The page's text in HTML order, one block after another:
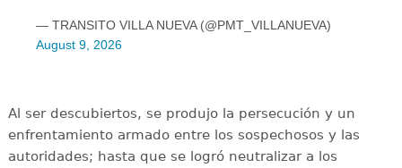
— TRANSITO VILLA NUEVA (@PMT_VILLANUEVA)
August 9, 2026
Al ser descubiertos, se produjo la persecución y un
enfrentamiento armado entre los sospechosos y las
autoridades; hasta que se logró neutralizar a los